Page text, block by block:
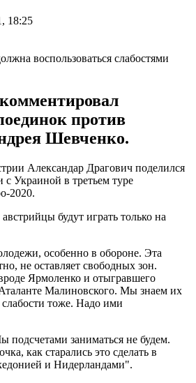
18:25
против
Шевченко.
Александар Драгович поделился
Украиной в третьем туре
2020.
будут играть только на
особенно в обороне. Эта
не оставляет свободных зон.
Ярмоленко и отыгравшего
Малиновского. Мы знаем их
тоже. Надо ими
подсчетами заниматься не будем.
как старались это сделать в
и Нидерландами".